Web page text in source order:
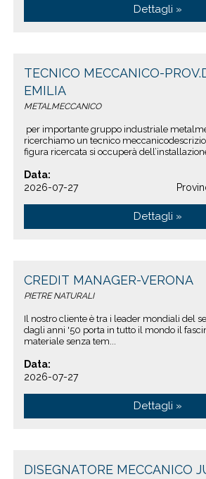
Dettagli »
TECNICO MECCANICO-
EMILIA
METALMECCANICO
per importante gruppo industriale
ricerchiamo un tecnico
figura ricercata si occuperà
Data:
2026-07-27
Dettagli »
CREDIT MANAGER-VERONA
PIETRE NATURALI
Il nostro cliente è tra i leader mondiali del
dagli anni '50 porta in tutto il mondo il
materiale senza tem...
Data:
2026-07-27
Dettagli »
DISEGNATORE MECCANICO